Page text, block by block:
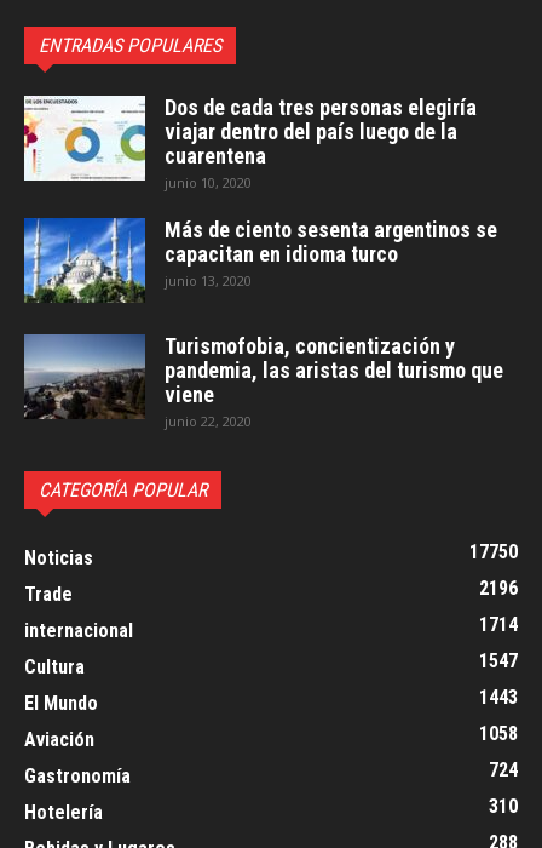
ENTRADAS POPULARES
Dos de cada tres personas elegiría
viajar dentro del país luego de la
cuarentena
junio 10, 2020
Más de ciento sesenta argentinos se
capacitan en idioma turco
junio 13, 2020
Turismofobia, concientización y
pandemia, las aristas del turismo que
viene
junio 22, 2020
CATEGORÍA POPULAR
Noticias
17750
Trade
2196
internacional
1714
Cultura
1547
El Mundo
1443
Aviación
1058
Gastronomía
724
Hotelería
310
288